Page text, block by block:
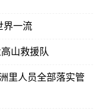
国特色 争创世界一流
山救援队
里人员全部落实管